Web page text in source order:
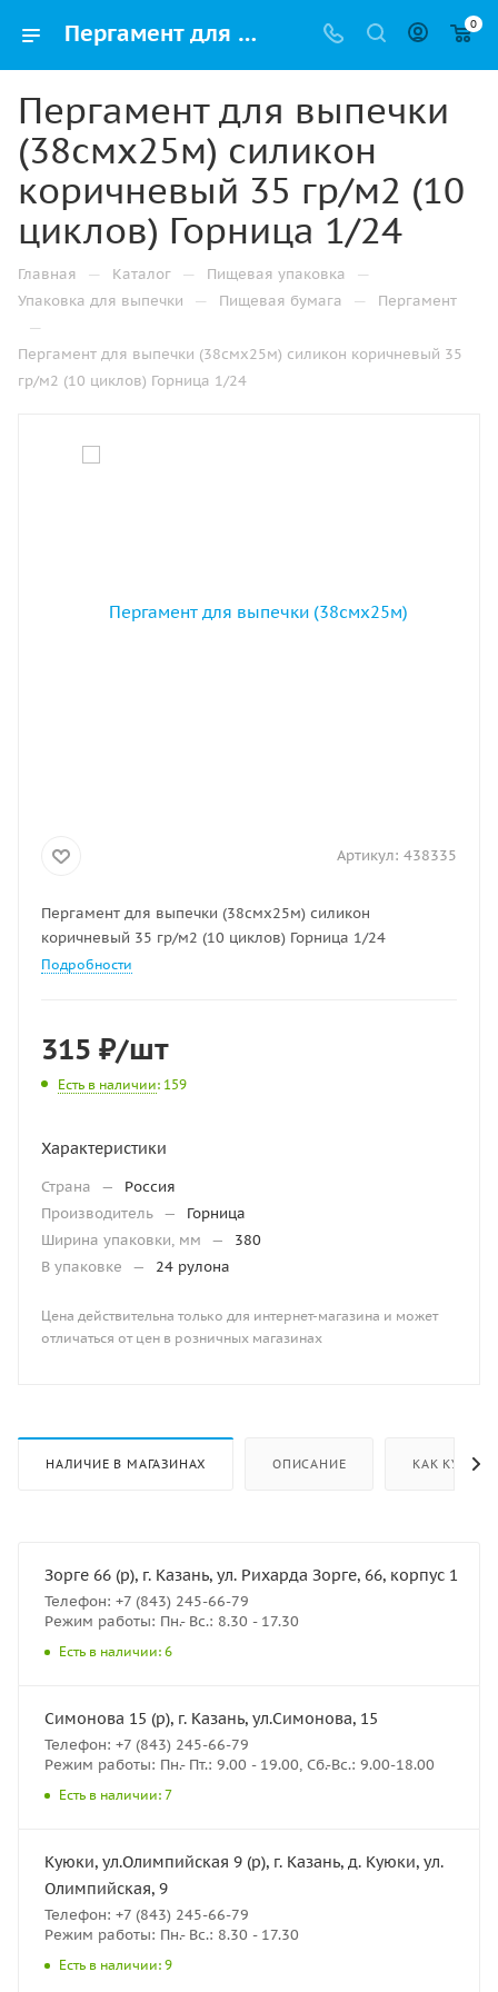
Пергамент для выпечки (38смх25м) силикон коричневый 35 гр/м2 (10 циклов) Горница 1/24 купить оптом и розницу с доставкой в Казани 0
Пергамент для выпечки
(38смх25м) силикон
коричневый 35 гр/м2 (10
циклов) Горница 1/24
Главная — Каталог — Пищевая упаковка —
Упаковка для выпечки — Пищевая бумага — Пергамент
—
Пергамент для выпечки (38смх25м) силикон коричневый 35
гр/м2 (10 циклов) Горница 1/24
Артикул: 438335
Пергамент для выпечки (38смх25м) силикон
коричневый 35 гр/м2 (10 циклов) Горница 1/24
Подробности
315 ₽/шт
Есть в наличии: 159
Характеристики
Страна —
Россия
Производитель —
Горница
Ширина упаковки, мм
—
380
В упаковке
— 24 рулона
Цена действительна только для интернет-магазина и может
отличаться от цен в розничных магазинах
НАЛИЧИЕ В МАГАЗИНАХ ОПИСАНИЕ КАК КУПИТЬ
Зорге 66 (р), г. Казань, ул. Рихарда Зорге, 66, корпус 1
Телефон: +7 (843) 245-66-79
Режим работы: Пн.- Вс.: 8.30 - 17.30
Есть в наличии: 6
Симонова 15 (р), г. Казань, ул.Симонова, 15
Телефон: +7 (843) 245-66-79
Режим работы: Пн.- Пт.: 9.00 - 19.00, Сб.-Вс.: 9.00-18.00
Есть в наличии: 7
Куюки, ул.Олимпийская 9 (р), г. Казань, д. Куюки, ул.
Олимпийская, 9
Телефон: +7 (843) 245-66-79
Режим работы: Пн.- Вс.: 8.30 - 17.30
Есть в наличии: 9